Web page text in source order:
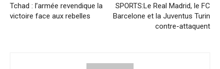
Tchad : l’armée revendique la
victoire face aux rebelles
SPORTS:Le Real Madrid, le FC
Barcelone et la Juventus Turin
contre-attaquent